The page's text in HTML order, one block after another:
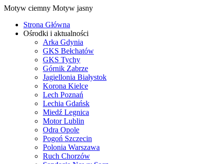
Motyw ciemny Motyw jasny
Strona Główna
Ośrodki i aktualności
Arka Gdynia
GKS Bełchatów
GKS Tychy
Górnik Zabrze
Jagiellonia Białystok
Korona Kielce
Lech Poznań
Lechia Gdańsk
Miedź Legnica
Motor Lublin
Odra Opole
Pogoń Szczecin
Polonia Warszawa
Ruch Chorzów